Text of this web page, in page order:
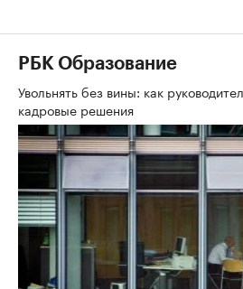
РБК Образование
Увольнять без вины: как
кадровые решения